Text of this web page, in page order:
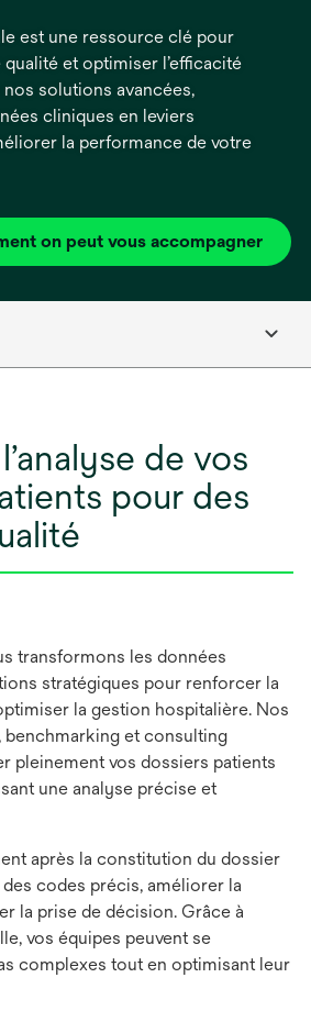
est une ressource clé pour
et optimiser l’efficacité
solutions avancées,
cliniques en leviers
la performance de votre
on peut vous accompagner
de vos
pour des
transformons les données
stratégiques pour renforcer la
la gestion hospitalière. Nos
benchmarking et consulting
pleinement vos dossiers patients
une analyse précise et
après la constitution du dossier
codes précis, améliorer la
la prise de décision. Grâce à
vos équipes peuvent se
complexes tout en optimisant leur